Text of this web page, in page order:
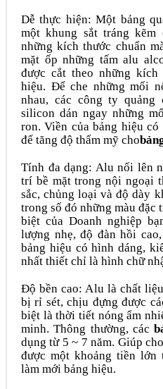
Dễ thực hiện: Một bảng
một khung sắt tráng kẽm
những kích thước chuẩn
mặt ốp những tấm alu
được cắt theo những
hiệu. Để che những mối
nhau, các công ty quảng
silicon dán ngay những
ron. Viền của bảng hiệu
để tăng độ thẩm mỹ cho
Tính đa dạng: Alu nổi lên
trí bề mặt trong nội ngoại
sắc, chủng loại và độ dày
trong số đó những màu đặc
biệt của Doanh nghiệp
lượng nhẹ, độ đàn hồi
bảng hiệu có hình dáng,
nhất thiết chỉ là hình chữ
Độ bền cao: Alu là chất
bị rỉ sét, chịu đựng được
biệt là thời tiết nóng ẩm
minh. Thông thường, các
dụng từ 5 ~ 7 năm. Giúp
được một khoảng tiền lớn
làm mới bảng hiệu.